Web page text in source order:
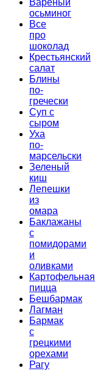
Вареный
осьминог
Все
про
шоколад
Крестьянский
салат
Блины
по-
гречески
Суп с
сыром
Уха
по-
марсельски
Зеленый
киш
Лепешки
из
омара
Баклажаны
с
помидорами
и
оливками
Картофельная
пицца
Бешбармак
Лагман
Бармак
с
грецкими
орехами
Рагу